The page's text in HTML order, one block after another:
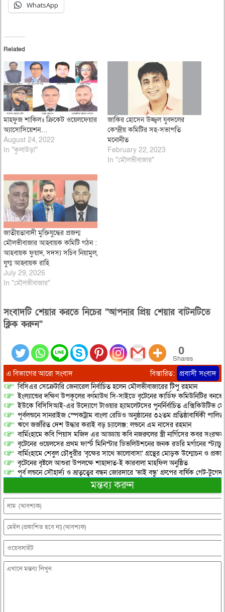
WhatsApp
Related
মাহফুজ শাকিল॥ ক্রিকেট ওয়েলফেয়ার
অ্যাসোসিয়েশন…
August 24, 2022
In "কুলাউড়া"
জাকির হোসেন উজ্জ্বল যুবদলের
কেন্দ্রীয় কমিটির সহ-সভাপতি
মনোনীত
February 22, 2023
In "মৌলভীবাজার"
জাতীয়তাবাদী মুক্তিযুদ্ধের প্রজন্ম
মৌলভীবাজার আহ্বায়ক কমিটি গঠন :
আহবায়ক ফুয়াদ, সদস্য সচিব নিয়ামুল,
যুগ্ম আহ্বায়ক রাহি
July 29, 2026
In "মৌলভীবাজার"
সংবাদটি শেয়ার করতে নিচের “আপনার প্রিয় শেয়ার বাটনটিতে
ক্লিক করুন”
0
Shares
এ বিভাগের আরো সংবাদ বিস্তারিত: প্রবাসী সংবাদ
বিসিএর সেক্রেটারি জেনারেল নির্বাচিত হলেন মৌলভীবাজারের টিপু রহমান
ইংল্যান্ডের দক্ষিণ উপকূলের বর্ণমাউথ সি-সাইডে বৃটেনের কার্ডিফ কমিউনিটির
ইউকে বিসিসিআই-এর উদ্যোগে টাওয়ার হ্যামলেটসের পুনর্নির্বাচিত এক্সিকিউটিভ
পূর্বলন্ডনে সানরাইজ স্পেকট্রাম বাংলা রেডিও অনুষ্ঠানের ৩২তম প্রতিষ্ঠাবার্ষিকী পালিত
​ঋণে জর্জরিত দেশ উদ্ধার করাই বড় চ্যালেঞ্জ: লন্ডনে এম নাসের রহমান
বার্মিংহামে কবি পিয়াস মজিদ এর আড্ডায় কবি নজরুলের স্ত্রী নার্গিসের কবর
বৃটেনের ওয়েলসের প্রথম ফার্স্ট মিনিস্টার ডিভলিউশনের জনক রডরি মর্গানের স্ট্যাচু
বার্মিংহামে শেবুল চৌধুরীর ‘বৃক্ষের সাথে ভালোবাসা’ গ্রন্থের মোড়ক উন্মোচন ও
বৃটেনের বৃষ্টলে আশুরা উপলক্ষে শাহাদাত-ই কারবালা মাহফিল অনুষ্ঠিত
পূর্ব লন্ডনে সৌহার্দ্য ও ভ্রাতৃত্বের বন্ধন জোরদারে ‘ভাই বন্ধু’ গ্রুপের বার্ষিক গেট-
মন্তব্য করুন